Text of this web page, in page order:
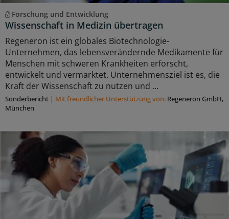
Forschung und Entwicklung
Wissenschaft in Medizin übertragen
Regeneron ist ein globales Biotechnologie-
Unternehmen, das lebensverändernde Medikamente für
Menschen mit schweren Krankheiten erforscht,
entwickelt und vermarktet. Unternehmensziel ist es, die
Kraft der Wissenschaft zu nutzen und ...
Sonderbericht | Mit freundlicher Unterstützung von: Regeneron GmbH,
München